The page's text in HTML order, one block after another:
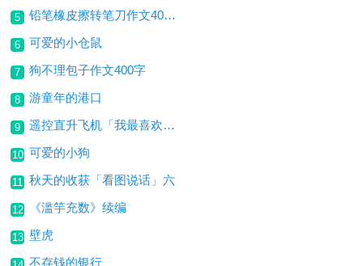
5 铅笔橡皮擦转笔刀作文400字
6 可爱的小仓鼠
7 狗不理包子作文400字
8 游童年的港口
9 遥控直升飞机「我最喜欢的玩具」
10 可爱的小狗
11 秋天的收获「看图说话」六
12 《滥竽充数》续编
13 壁虎
不存钱的银行